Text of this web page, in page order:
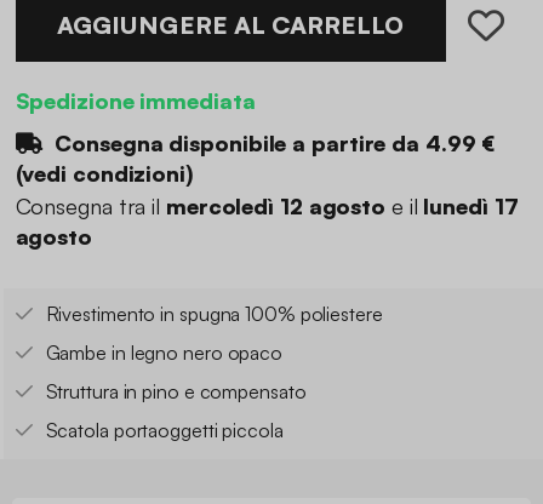
AGGIUNGERE AL CARRELLO
Spedizione immediata
Consegna disponibile a partire da 4.99 €
(vedi condizioni)
Consegna tra il mercoledì 12 agosto e il lunedì 17
agosto
Rivestimento in spugna 100% poliestere
Gambe in legno nero opaco
Struttura in pino e compensato
Scatola portaoggetti piccola